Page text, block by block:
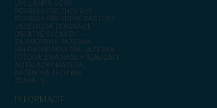
UVC LAMPY, OZÓN
POTREBY PRE CHOV RÝB
POTREBY PRE VODNÉ RASTLINY
JAZIERKOVÉ DEKORÁCIE
OSTATNÉ SÚČASTI
ZAZIMOVANIE JAZIERKA
NÁHRADNÉ DIELY PRE JAZIERKA
FOTOGALÉRIA NAŠICH REALIZÁCIÍ
INŠTALAČNÝ MATERÁL
BAZÉNOVÁ TECHNIKA
ZĽAVA -%
INFORMÁCIE